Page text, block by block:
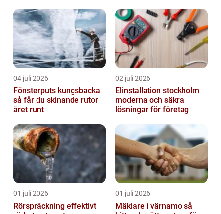
04 juli 2026
Fönsterputs kungsbacka
så får du skinande rutor
året runt
02 juli 2026
Elinstallation stockholm
moderna och säkra
lösningar för företag
01 juli 2026
Rörspräckning effektivt
01 juli 2026
Mäklare i värnamo så